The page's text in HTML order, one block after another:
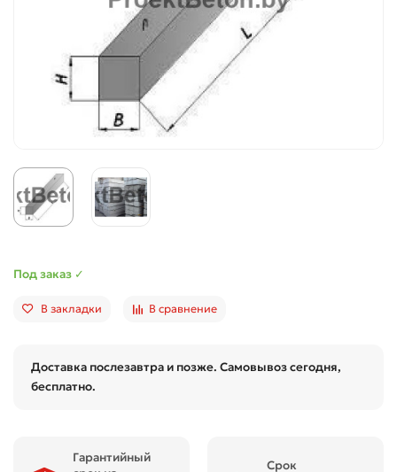
Под заказ ✓
В закладки В сравнение
Доставка послезавтра и позже. Самовывоз сегодня,
бесплатно.
Гарантийный
Срок